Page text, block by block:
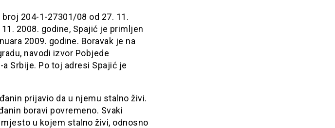
204-1-27301/08 od 27. 11.
2008. godine, Spajić je primljen
2009. godine. Boravak je na
navodi izvor Pobjede
Srbije. Po toj adresi Spajić je
prijavio da u njemu stalno živi.
boravi povremeno. Svaki
u kojem stalno živi, odnosno